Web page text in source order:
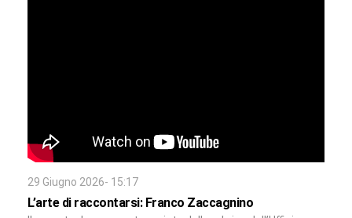
29 Giugno 2026- 15:17
L’arte di raccontarsi: Franco Zaccagnino